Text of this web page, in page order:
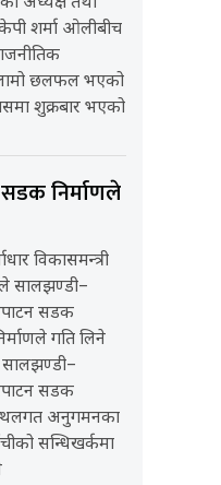
केपी शर्मा ओलीबीच
लामो छलफल भएको
शुक्रबार भएको
निर्माणले
विकासमन्त्री
सालझण्डी–
सडक
गति लिने
सडक
अनुगमनका
सन्धिखर्कमा